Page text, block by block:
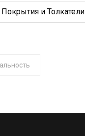
Покрытия и Толкатели